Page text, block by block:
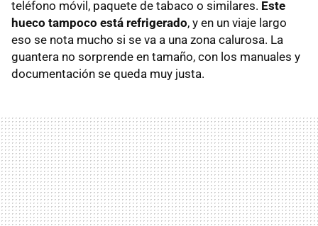
teléfono móvil, paquete de tabaco o similares. Este
hueco tampoco está refrigerado, y en un viaje largo
eso se nota mucho si se va a una zona calurosa. La
guantera no sorprende en tamaño, con los manuales y
documentación se queda muy justa.